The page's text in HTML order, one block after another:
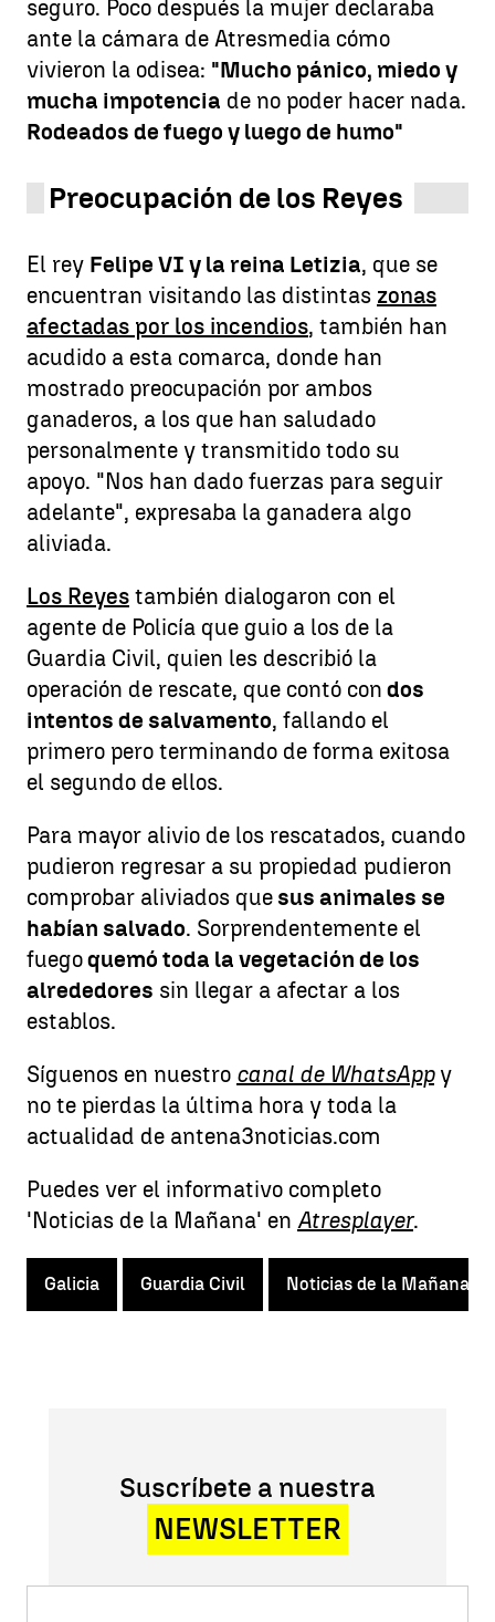
seguro. Poco después la mujer declaraba
ante la cámara de Atresmedia cómo
vivieron la odisea: "Mucho pánico, miedo y
mucha impotencia de no poder hacer nada.
Rodeados de fuego y luego de humo"
Preocupación de los Reyes
El rey Felipe VI y la reina Letizia, que se
encuentran visitando las distintas zonas
afectadas por los incendios, también han
acudido a esta comarca, donde han
mostrado preocupación por ambos
ganaderos, a los que han saludado
personalmente y transmitido todo su
apoyo. "Nos han dado fuerzas para seguir
adelante", expresaba la ganadera algo
aliviada.
Los Reyes también dialogaron con el
agente de Policía que guio a los de la
Guardia Civil, quien les describió la
operación de rescate, que contó con dos
intentos de salvamento, fallando el
primero pero terminando de forma exitosa
el segundo de ellos.
Para mayor alivio de los rescatados, cuando
pudieron regresar a su propiedad pudieron
comprobar aliviados quesus animales se
habían salvado. Sorprendentemente el
fuegoquemó toda la vegetación de los
alrededores sin llegar a afectar a los
establos.
Síguenos en nuestro canal de WhatsAppy
no te pierdas la última hora y toda la
actualidad de antena3noticias.com
Puedes ver el informativo completo
'Noticias de la Mañana' en Atresplayer.
Galicia Guardia Civil Noticias de la Mañana
Suscríbete a nuestra
NEWSLETTER